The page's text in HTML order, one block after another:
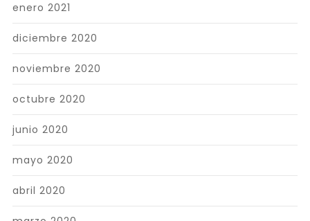
enero 2021
diciembre 2020
noviembre 2020
octubre 2020
junio 2020
mayo 2020
abril 2020